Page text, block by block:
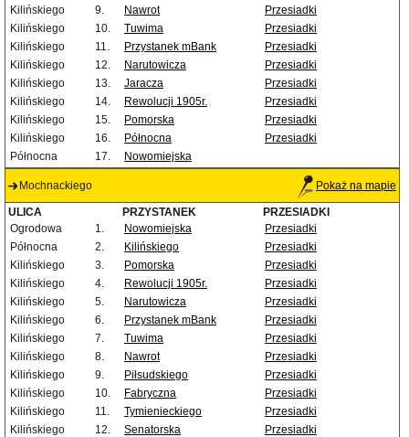
Kilińskiego
9. Nawrot
Przesiadki
Kilińskiego
10. Tuwima
Przesiadki
Kilińskiego
11. Przystanek mBank
Przesiadki
Kilińskiego
12. Narutowicza
Przesiadki
Kilińskiego
13. Jaracza
Przesiadki
Kilińskiego
14. Rewolucji 1905r.
Przesiadki
Kilińskiego
15. Pomorska
Przesiadki
Kilińskiego
16. Północna
Przesiadki
Północna
17. Nowomiejska
Mochnackiego Pokaż na mapie
ULICA PRZYSTANEK
PRZESIADKI
Ogrodowa
1. Nowomiejska
Przesiadki
Północna
2. Kilińskiego
Przesiadki
Kilińskiego
3. Pomorska
Przesiadki
Kilińskiego
4. Rewolucji 1905r.
Przesiadki
Kilińskiego
5. Narutowicza
Przesiadki
Kilińskiego
6. Przystanek mBank
Przesiadki
Kilińskiego
7. Tuwima
Przesiadki
Kilińskiego
8. Nawrot
Przesiadki
Kilińskiego
9. Piłsudskiego
Przesiadki
Kilińskiego
10. Fabryczna
Przesiadki
Kilińskiego
11. Tymienieckiego
Przesiadki
Kilińskiego
12. Senatorska Przesiadki